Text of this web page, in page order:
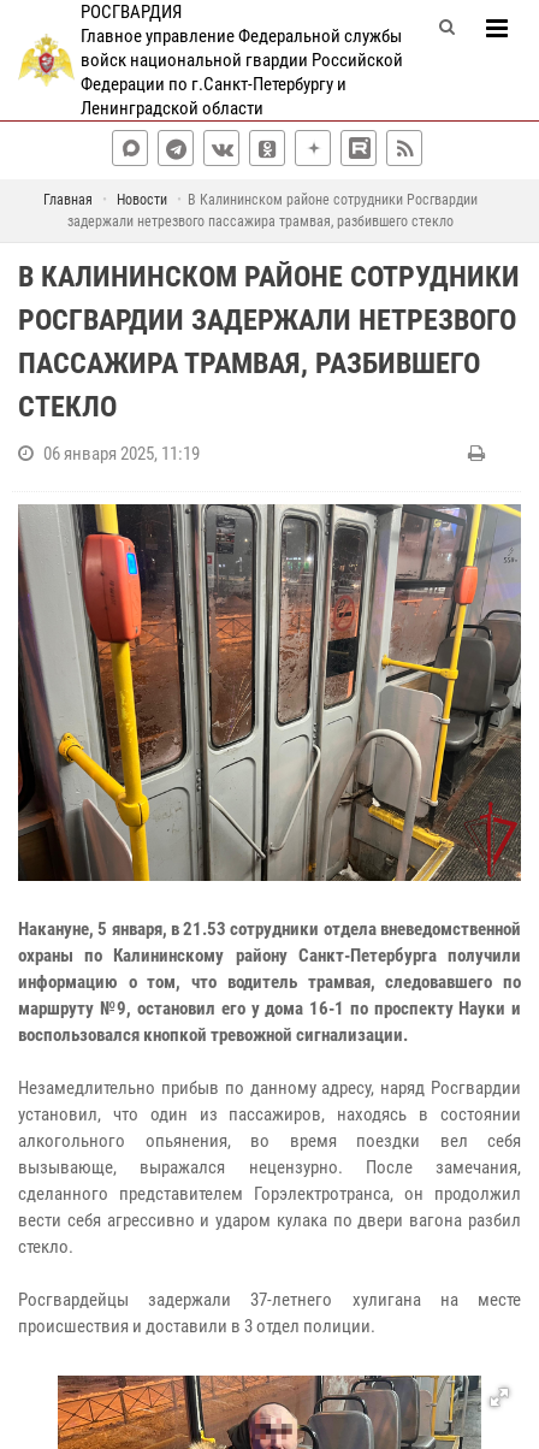
РОСГВАРДИЯ
Главное управление Федеральной службы
войск национальной гвардии Российской
Федерации по г.Санкт-Петербургу и
Ленинградской области
Главная Новости
В Калининском районе сотрудники Росгвардии
задержали нетрезвого пассажира трамвая, разбившего стекло
В КАЛИНИНСКОМ РАЙОНЕ СОТРУДНИКИ
РОСГВАРДИИ ЗАДЕРЖАЛИ НЕТРЕЗВОГО
ПАССАЖИРА ТРАМВАЯ, РАЗБИВШЕГО
СТЕКЛО
06 января 2025, 11:19
Накануне, 5 января, в 21.53 сотрудники отдела вневедомственной
охраны по Калининскому району Санкт-Петербурга получили
информацию о том, что водитель трамвая, следовавшего по
маршруту №9, остановил его у дома 16-1 по проспекту Науки и
воспользовался кнопкой тревожной сигнализации.
Незамедлительно прибыв по данному адресу, наряд Росгвардии
установил, что один из пассажиров, находясь в состоянии
алкогольного опьянения, во время поездки вел себя
вызывающе, выражался нецензурно. После замечания,
сделанного представителем Горэлектротранса, он продолжил
вести себя агрессивно и ударом кулака по двери вагона разбил
стекло.
Росгвардейцы задержали 37-летнего хулигана на месте
происшествия и доставили в 3 отдел полиции.